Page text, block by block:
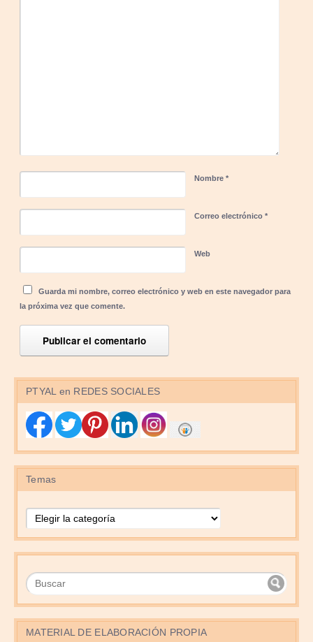
Nombre*
Correo electrónico*
Web
Guarda mi nombre, correo electrónico y web en este navegador para
la próxima vez que comente.
PTYAL en REDES SOCIALES
Temas
Temas
MATERIAL DE ELABORACIÓN PROPIA